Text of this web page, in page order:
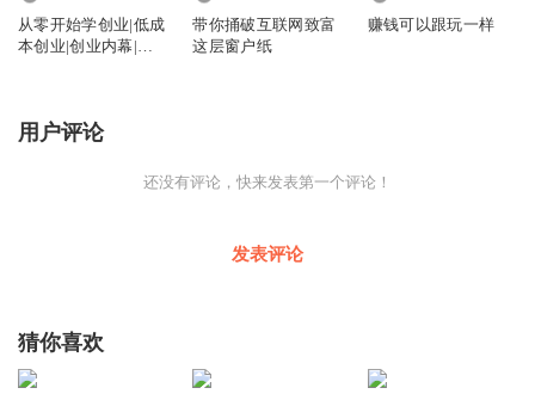
下一代不需要去羡慕其他的小孩有毛绒玩具，为了有时间就
能带家人去想去的地方享受真正的生活。
为什么有的人十几二十岁就能够成功，其实不是因为别的，
种享受。人出去旅游，大多是因为公事儿出差，从而能赚更
多的钱。而没有钱的人去旅游，大多是为了去散心，因为心
从零开始学创业|低成
本创业|创业内幕|小
带你捅破互联网致富
这层窗户纸
赚钱可以跟玩一样
用户评论
还没有评论，快来发表第一个评论！
发表评论
猜你喜欢